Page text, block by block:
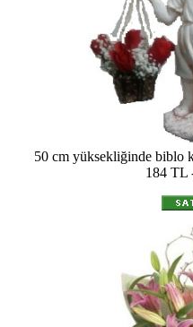
50 cm yüksekliğinde biblo
184 TL